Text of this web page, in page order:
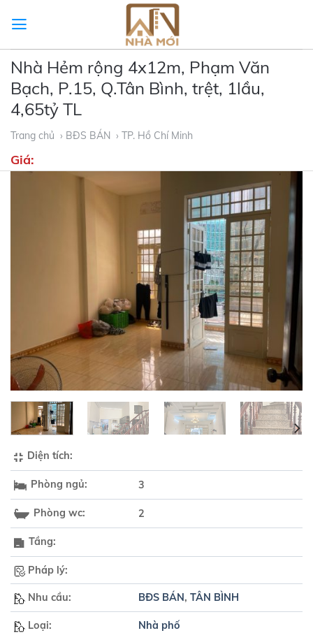
Nhà Hẻm rộng 4x12m, Phạm Văn
Bạch, P.15, Q.Tân Bình, trệt, 1lầu,
4,65tỷ TL
Trang chủ › BĐS BÁN › TP. Hồ Chí Minh
Giá:
Diện tích:
Phòng ngủ: 3
Phòng wc: 2
Tầng:
Pháp lý:
Nhu cầu: BĐS BÁN, TÂN BÌNH
Loại: Nhà phố